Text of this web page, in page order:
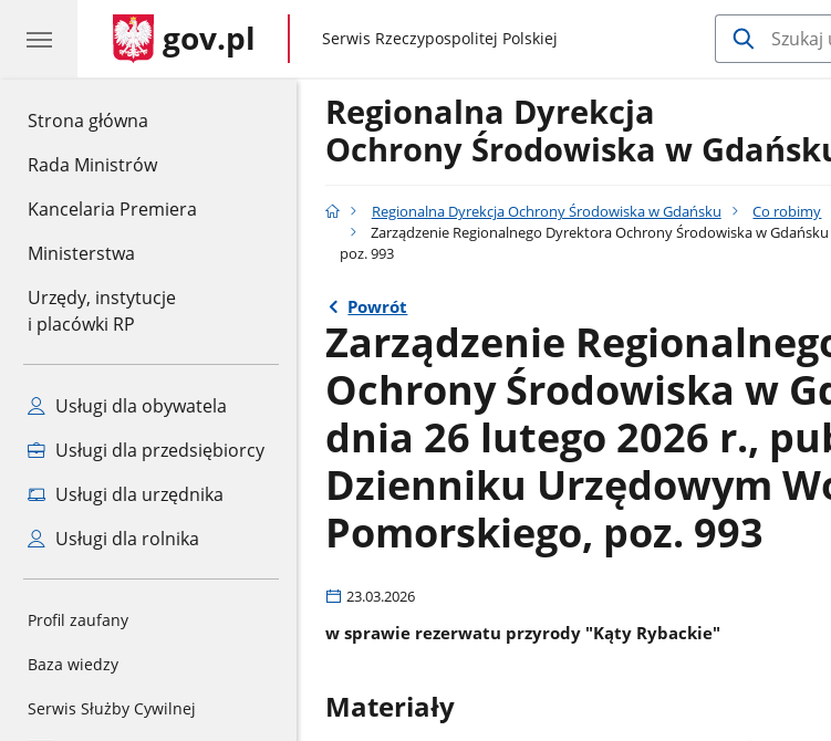
Strona główna
Rada Ministrów
Kancelaria Premiera
Ministerstwa
Urzędy, instytucje
i placówki RP
Usługi dla obywatela
Usługi dla przedsiębiorcy
Usługi dla urzędnika
Usługi dla rolnika
Profil zaufany
Baza wiedzy
Serwis Służby Cywilnej
gov.pl gov.pl
Serwis Rzeczypospolitej Polskiej
Regionalna Dyrekcja
Ochrony Środowiska w
Regionalna Dyrekcja Ochrony Środowiska w Gdańsku Co robimy
Zarządzenie Regionalnego Dyrektora Ochrony Środowiska w
poz. 993
Powrót
Zarządzenie
Ochrony Środowiska w
dnia 26 lutego 2026 r.,
Dzienniku Urzędowym
Pomorskiego, poz. 993
23.03.2026
w sprawie rezerwatu przyrody "Kąty Rybackie"
Materiały